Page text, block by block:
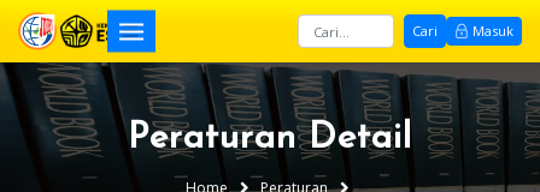
Cari Masuk
Peraturan Detail
Home Peraturan